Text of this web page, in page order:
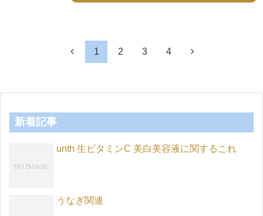
1 2 3 4
新着記事
unth 生ビタミンC 美白美容液に関するこれ
うなぎ関連